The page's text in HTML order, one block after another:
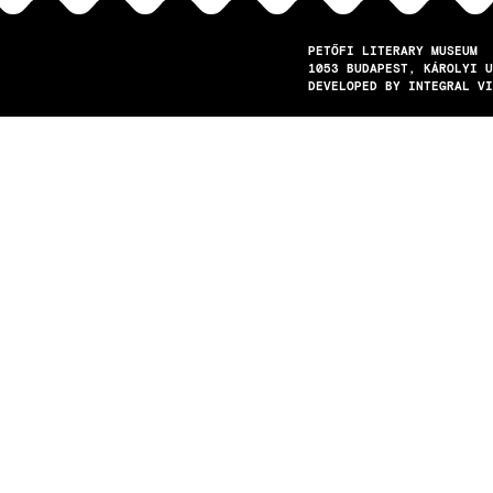
PETŐFI LITERARY MUSEUM
1053
BUDAPEST
KÁROLYI
DEVELOPED BY INTEGRAL